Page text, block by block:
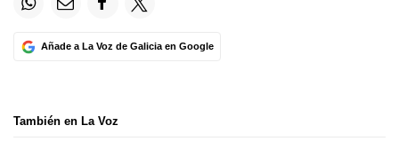
Añade a La Voz de Galicia en Google
También en La Voz